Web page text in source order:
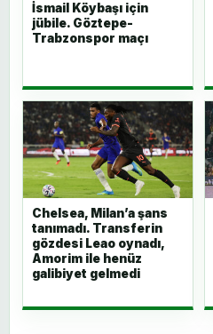
İsmail Köybaşı için
jübile. Göztepe-
Trabzonspor maçı
Chelsea, Milan’a şans
tanımadı. Transferin
gözdesi Leao oynadı,
Amorim ile henüz
galibiyet gelmedi